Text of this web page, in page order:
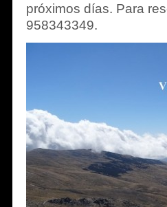
próximos días. Para
958343349.